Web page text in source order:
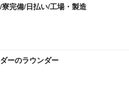
完備/日払い/工場・製造
ーのラウンダー